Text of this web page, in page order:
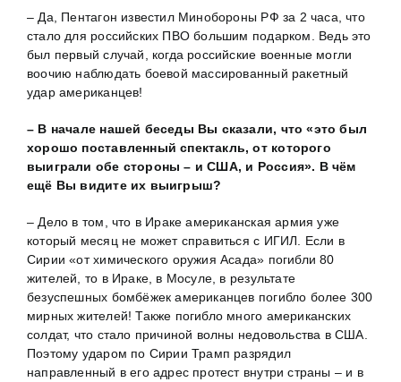
– Да, Пентагон известил Минобороны РФ за 2 часа, что
стало для российских ПВО большим подарком. Ведь это
был первый случай, когда российские военные могли
воочию наблюдать боевой массированный ракетный
удар американцев!
– В начале нашей беседы Вы сказали, что «это был
хорошо поставленный спектакль, от которого
выиграли обе стороны – и США, и Россия». В чём
ещё Вы видите их выигрыш?
– Дело в том, что в Ираке американская армия уже
который месяц не может справиться с ИГИЛ. Если в
Сирии «от химического оружия Асада» погибли 80
жителей, то в Ираке, в Мосуле, в результате
безуспешных бомбёжек американцев погибло более 300
мирных жителей! Также погибло много американских
солдат, что стало причиной волны недовольства в США.
Поэтому ударом по Сирии Трамп разрядил
направленный в его адрес протест внутри страны – и в